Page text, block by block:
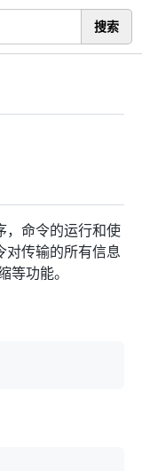
搜索
命令的运行和使
传输的所有信息
等功能。